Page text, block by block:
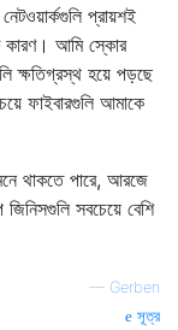
প্রায়শই
কারণ। আমি স্কোর
ক্ষতিগ্রস্থ হয়ে পড়ছে
ফাইবারগুলি আমাকে
থাকতে পারে, আরজে
সবচেয়ে বেশি
— Gerben
সূত্র